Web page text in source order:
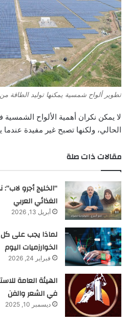
تطوير ألواح شمسية يمكنها توليد الطاقة
لا يمكن نكران أهمية الألواح الشمسية
الحالي، ولكنها تصبح غير مفيدة
مقالات ذات صلة
“الخليج أجرو
الغذائي العربي
أبريل 13, 2026
لماذا يجب على كل
الخوارزميات اليوم
فبراير 24, 2026
الهيئة العامة
في الشعر والفن
ديسمبر 10, 2025